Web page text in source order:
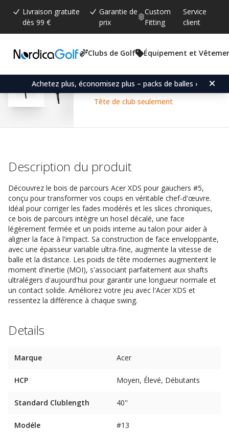
Livraison gratuite
dès 99 €
Garantie de
prix
Custom
Fitting
Service
client
Clubs de Golf Équipement et
Achetez plus, économisez plus – packs de balles ›
Note moyenne:
4.6 (votes:
80)
Acer XDS Fairway Wood
Tête de club seulement
Description du produit
Découvrez le bois de parcours Acer XDS pour gauchers #5,
conçu pour transformer vos coups en véritable chef-d'œuvre.
Idéal pour corriger les fades modérés et les slices chroniques,
ce bois de parcours intègre un hosel décalé, une face
légèrement fermée et un poids interne au talon pour aider à
aligner la face à l'impact. Sa construction de face enveloppante,
avec une épaisseur variable ultra-fine, augmente la vitesse de
balle et la distance. Les poids de tête modernes augmentent le
moment d'inertie (MOI), s'associant parfaitement aux shafts
ultralégers d'aujourd'hui pour garantir une longueur normale et
un contact solide. Améliorez votre jeu avec l'Acer XDS et
ressentez la différence à chaque swing.
Details
Marque Acer
HCP Moyen, Élevé, Débutants
Standard Clublength 40"
Modéle #13